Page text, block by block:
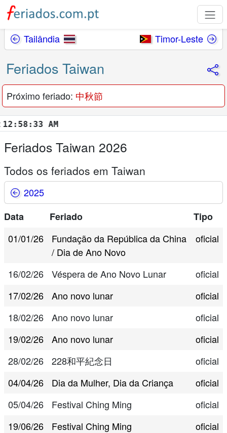
Tailândia Timor-Leste
Feriados Taiwan
Próximo feriado: 中秋節
AM
Feriados Taiwan 2026
Todos os feriados em Taiwan
2025
Data
Feriado
Tipo
01/01/26
Fundação da República da China
/ Dia de Ano Novo
oficial
16/02/26 Véspera de Ano Novo Lunar
oficial
17/02/26
Ano novo lunar
oficial
18/02/26
Ano novo lunar
oficial
19/02/26
Ano novo lunar
oficial
28/02/26
228和平紀念日
oficial
04/04/26
Dia da Mulher, Dia da Criança
oficial
05/04/26
Festival Ching Ming
oficial
19/06/26
Festival Ching Ming
oficial